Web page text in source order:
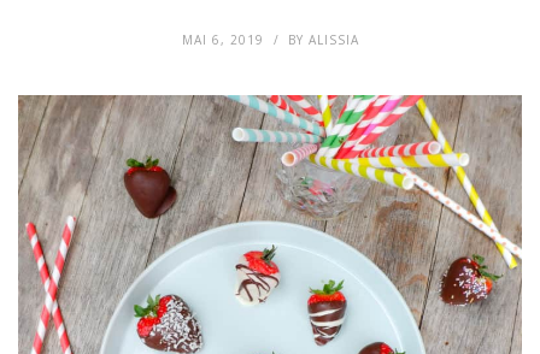
MAI 6, 2019 BY ALISSIA